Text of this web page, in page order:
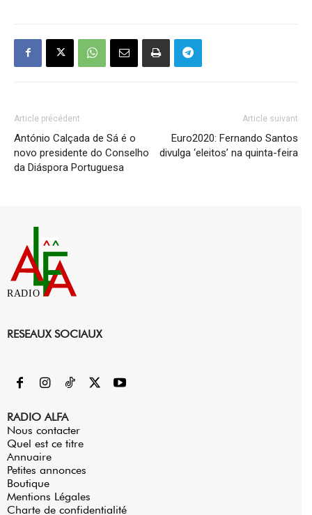
Article précédent
António Calçada de Sá é o
novo presidente do Conselho
da Diáspora Portuguesa
Article suivant
Euro2020: Fernando Santos
divulga ‘eleitos’ na quinta-feira
RADIO
RESEAUX SOCIAUX
RADIO ALFA
Nous contacter
Quel est ce titre
Annuaire
Petites annonces
Boutique
Mentions Légales
Charte de confidentialité